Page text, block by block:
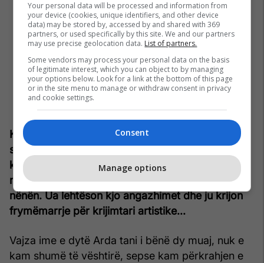
Këtyre ditëve keni lindur edhe vajzën e dytë dhe
sigurisht nuk e ndieni peshën e vetmisë. Si për
koincidencë të mirë, atje, prej kohësh e keni
motrën, burrin, fëmijën e parë, e tashmë edhe
nënën. Ua lehtëson kjo angazhimet dhe ju krijon
frymëmarrje për krijimtari artistike...
Vajza ime e dytë Arda tani i bënë dy muaj, nuk e
kam shumë të vështirë, sepse kam përkrahjen e
Your personal data will be processed and information from
your device (cookies, unique identifiers, and other device
data) may be stored by, accessed by and shared with 369
partners, or used specifically by this site. We and our partners
may use precise geolocation data. List of partners.
Some vendors may process your personal data on the basis
of legitimate interest, which you can object to by managing
your options below. Look for a link at the bottom of this page
or in the site menu to manage or withdraw consent in privacy
and cookie settings.
Consent
Manage options